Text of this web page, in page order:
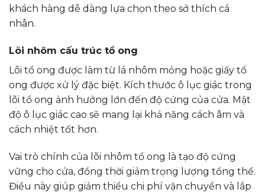
khách hàng dễ dàng lựa chọn theo sở thích cá
nhân.
Lõi nhôm cấu trúc tổ ong
Lõi tổ ong được làm từ lá nhôm mỏng hoặc giấy tổ
ong được xử lý đặc biệt. Kích thước ô lục giác trong
lõi tổ ong ảnh hưởng lớn đến độ cứng của cửa. Mật
độ ô lục giác cao sẽ mang lại khả năng cách âm và
cách nhiệt tốt hơn.
Vai trò chính của lõi nhôm tổ ong là tạo độ cứng
vững cho cửa, đồng thời giảm trọng lượng tổng thể.
Điều này giúp giảm thiểu chi phí vận chuyển và lắp